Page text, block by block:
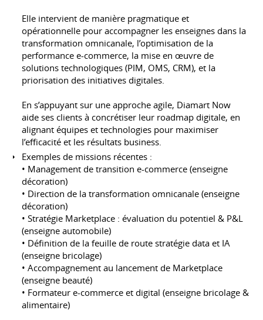
Elle intervient de manière pragmatique et
opérationnelle pour accompagner les enseignes dans la
transformation omnicanale, l’optimisation de la
performance e-commerce, la mise en œuvre de
solutions technologiques (PIM, OMS, CRM), et la
priorisation des initiatives digitales.
En s’appuyant sur une approche agile, Diamart Now
aide ses clients à concrétiser leur roadmap digitale, en
alignant équipes et technologies pour maximiser
l’efficacité et les résultats business.
Exemples de missions récentes :
• Management de transition e-commerce (enseigne
décoration)
• Direction de la transformation omnicanale (enseigne
décoration)
• Stratégie Marketplace : évaluation du potentiel & P&L
(enseigne automobile)
• Définition de la feuille de route stratégie data et IA
(enseigne bricolage)
• Accompagnement au lancement de Marketplace
(enseigne beauté)
• Formateur e-commerce et digital (enseigne bricolage &
alimentaire)